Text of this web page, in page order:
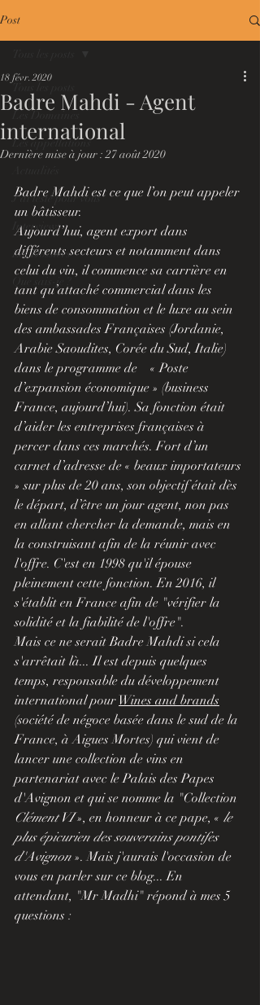
Post
Les Domaines
Les appellations
J'ai testé pour vous
Interviews
Les Dossiers
Que sais-je ?
Badre Mahdi - Agent
international
18 févr. 2020
Dernière mise à jour :27 août 2020
Badre Mahdi est ce que l’on peut appeler
un bâtisseur.
Aujourd’hui, agent export dans
différents secteurs et notamment dans
celui du vin, il commence sa carrière en
tant qu’attaché commercial dans les
biens de consommation et le luxe au sein
des ambassades Françaises (Jordanie,
Arabie Saoudites, Corée du Sud, Italie)
dans le programme de    « Poste
d’expansion économique » (business
France, aujourd’hui). Sa fonction était
d’aider les entreprises françaises à
percer dans ces marchés. Fort d’un
carnet d’adresse de « beaux importateurs
» sur plus de 20 ans, son objectif était dès
le départ, d’être un jour agent, non pas
en allant chercher la demande, mais en
la construisant afin de la réunir avec
l'offre. C'est en 1998 qu'il épouse
pleinement cette fonction. En 2016, il
s'établit en France afin de "vérifier la
solidité et la fiabilité de l'offre".
Mais ce ne serait Badre Mahdi si cela
s'arrêtait là... Il est depuis quelques
temps, responsable du développement
international pour Wines and brands
(société de négoce basée dans le sud de la
France, à Aigues Mortes) qui vient de
lancer une collection de vins en
partenariat avec le Palais des Papes
d'Avignon et qui se nomme la "Collection
Clément VI », en honneur à ce pape, « le
plus épicurien des souverains pontifes
d'Avignon ». Mais j'aurais l'occasion de
vous en parler sur ce blog... En
attendant, "Mr Madhi" répond à mes 5
questions :